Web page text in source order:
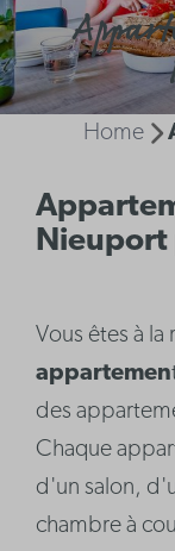
Home
Nieuport
Vous êtes à
appartemen
des
Chaque
d'un salon,
chambre à